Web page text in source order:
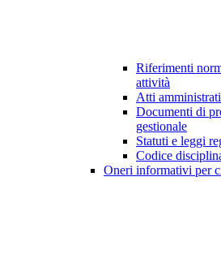
Riferimenti
attività
Atti
Documenti di
gestionale
Statuti e leggi
Codice
Oneri informativi per